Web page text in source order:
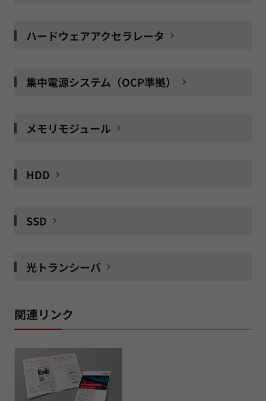
ハードウェアアクセラレータ
集中電源システム（OCP準拠）
メモリモジュール
HDD
SSD
光トランシーバ
関連リンク